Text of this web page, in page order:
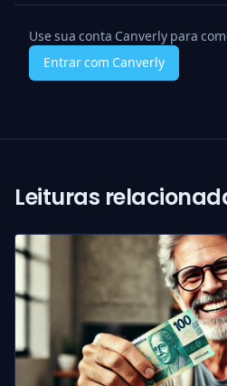
Use sua conta Canverly para
Entrar com Canverly
Leituras